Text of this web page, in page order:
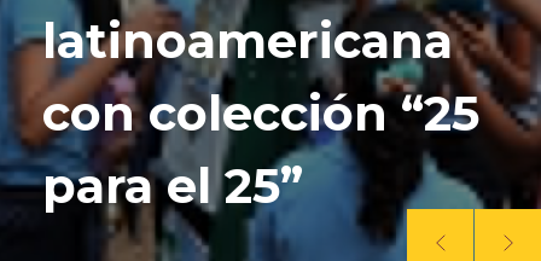
latinoamericana
con colección “25
para el 25”